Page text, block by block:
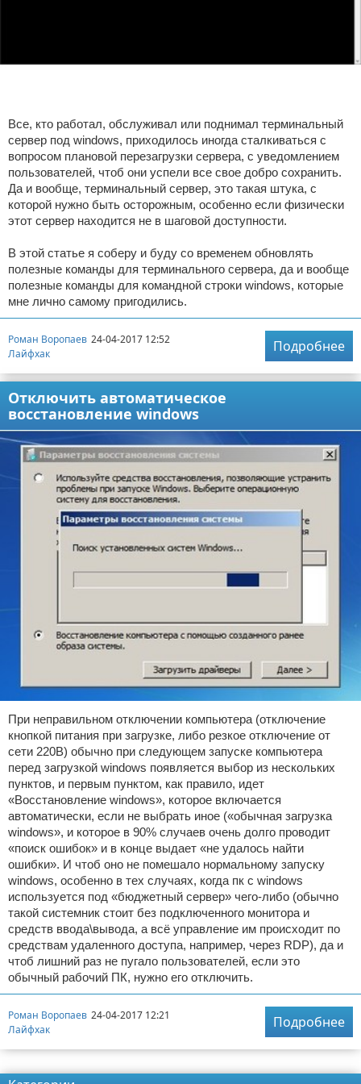
Регистрация доменов от VolkMaster Project
Разное про VolkMaster Project
Юридическое право
Развлечения
Покупки за рубежом
Дача
Готовые решения для MODX
Все, кто работал, обслуживал или поднимал терминальный
сервер под windows, приходилось иногда сталкиваться с
вопросом плановой перезагрузки сервера, с уведомлением
пользователей, чтоб они успели все свое добро сохранить.
Да и вообще, терминальный сервер, это такая штука, с
которой нужно быть осторожным, особенно если физически
этот сервер находится не в шаговой доступности.
В этой статье я соберу и буду со временем обновлять
полезные команды для терминального сервера, да и вообще
полезные команды для командной строки windows, которые
мне лично самому пригодились.
Роман Воропаев 24-04-2017 12:52
Лайфхак
Подробнее
Отключить автоматическое
восстановление windows
При неправильном отключении компьютера (отключение
кнопкой питания при загрузке, либо резкое отключение от
сети 220В) обычно при следующем запуске компьютера
перед загрузкой windows появляется выбор из нескольких
пунктов, и первым пунктом, как правило, идет
«Восстановление windows», которое включается
автоматически, если не выбрать иное («обычная загрузка
windows», и которое в 90% случаев очень долго проводит
«поиск ошибок» и в конце выдает «не удалось найти
ошибки». И чтоб оно не помешало нормальному запуску
windows, особенно в тех случаях, когда пк с windows
используется под «бюджетный сервер» чего-либо (обычно
такой системник стоит без подключенного монитора и
средств ввода\вывода, а всё управление им происходит по
средствам удаленного доступа, например, через RDP), да и
чтоб лишний раз не пугало пользователей, если это
обычный рабочий ПК, нужно его отключить.
Роман Воропаев 24-04-2017 12:21
Лайфхак
Подробнее